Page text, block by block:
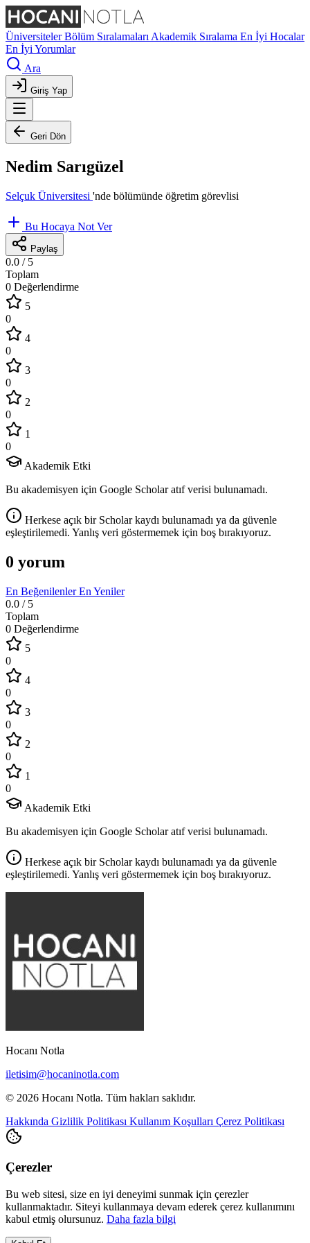
ÜniversitelerBölüm Sıralamaları Akademik Sıralama En İyi Hocalar
En İyi Yorumlar
Ara
Giriş Yap
Geri Dön
Nedim Sarıgüzel
Selçuk Üniversitesi 'nde bölümünde öğretim görevlisi
Bu Hocaya Not Ver
Paylaş
0.0 / 5
Toplam
0 Değerlendirme
5
0
4
0
3
0
2
0
1
0
Akademik Etki
Bu akademisyen için Google Scholar atıf verisi bulunamadı.
Herkese açık bir Scholar kaydı bulunamadı ya da güvenle
eşleştirilemedi. Yanlış veri göstermemek için boş bırakıyoruz.
0 yorum
En BeğenilenlerEn Yeniler
0.0 / 5
Toplam
0 Değerlendirme
5
0
4
0
3
0
2
0
1
0
Akademik Etki
Bu akademisyen için Google Scholar atıf verisi bulunamadı.
Herkese açık bir Scholar kaydı bulunamadı ya da güvenle
eşleştirilemedi. Yanlış veri göstermemek için boş bırakıyoruz.
Hocanı Notla
iletisim@hocaninotla.com
© 2026 Hocanı Notla. Tüm hakları saklıdır.
Hakkında Gizlilik Politikası Kullanım Koşulları Çerez Politikası
Çerezler
Bu web sitesi, size en iyi deneyimi sunmak için çerezler
kullanmaktadır. Siteyi kullanmaya devam ederek çerez kullanımını
kabul etmiş olursunuz. Daha fazla bilgi